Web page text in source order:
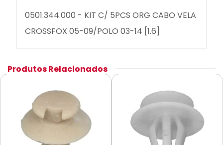
0501.344.000 - KIT C/ 5PCS ORG CABO VELA
CROSSFOX 05-09/POLO 03-14 [1.6]
Produtos Relacionados